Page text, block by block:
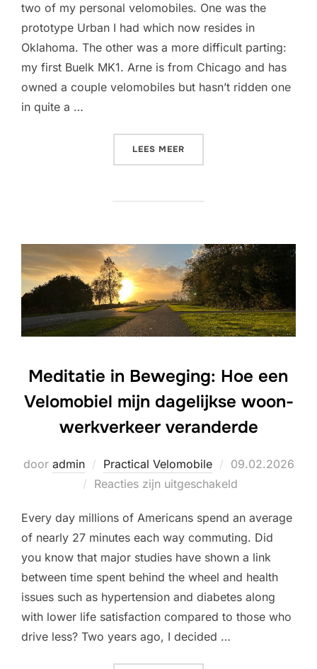
two of my personal velomobiles. One was the
prototype Urban I had which now resides in
Oklahoma. The other was a more difficult parting:
my first Buelk MK1. Arne is from Chicago and has
owned a couple velomobiles but hasn’t ridden one
in quite a …
LEES MEER
Meditatie in Beweging: Hoe een
Velomobiel mijn dagelijkse woon-
werkverkeer veranderde
door admin Practical Velomobile
Geplaatst
op
09.02.2026
Reacties zijn uitgeschakeld
Every day millions of Americans spend an average
of nearly 27 minutes each way commuting. Did
you know that major studies have shown a link
between time spent behind the wheel and health
issues such as hypertension and diabetes along
with lower life satisfaction compared to those who
drive less? Two years ago, I decided …